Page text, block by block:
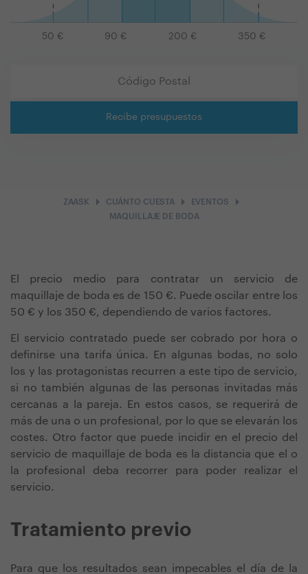
50 € 90 € 200 € 350 €
Recibe presupuestos
ZAASK arrow_right CUÁNTO CUESTA arrow_right EVENTOS arrow_right
MAQUILLAJE DE BODA
El precio medio para contratar un servicio de
maquillaje de boda es de 150 €. Puede oscilar entre los
50 € y los 350 €, dependiendo de varios factores.
El servicio contratado puede ser cobrado por hora o
definirse una tarifa única. En algunas bodas, no solo
los y las protagonistas recurren a este tipo de servicio,
si no también algunas de las personas invitadas más
cercanas a la pareja. En estos casos, se requerirá de
más de una o un profesional, por lo que se elevarán los
costes. Otro factor que puede incidir en el precio del
servicio de maquillaje de boda es la distancia que el o
la profesional deba recorrer para poder realizar el
servicio.
Tratamiento previo
Para que los resultados sean impecables el día de la